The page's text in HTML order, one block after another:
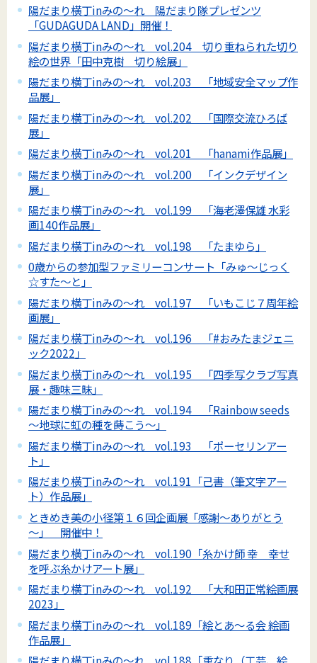
陽だまり横丁inみの～れ 陽だまり隊プレゼンツ
「GUDAGUDA LAND」開催！
陽だまり横丁inみの～れ vol.204 切り重ねられた切り
絵の世界「田中克樹 切り絵展」
陽だまり横丁inみの～れ vol.203 「地域安全マップ作
品展」
陽だまり横丁inみの～れ vol.202 「国際交流ひろば
展」
陽だまり横丁inみの～れ vol.201 「hanami作品展」
陽だまり横丁inみの～れ vol.200 「インクデザイン
展」
陽だまり横丁inみの～れ vol.199 「海老澤保雄 水彩
画140作品展」
陽だまり横丁inみの～れ vol.198 「たまゆら」
0歳からの参加型ファミリーコンサート「みゅ～じっく
☆すた～と」
陽だまり横丁inみの～れ vol.197 「いもこじ７周年絵
画展」
陽だまり横丁inみの～れ vol.196 「#おみたまジェニ
ック2022」
陽だまり横丁inみの～れ vol.195 「四季写クラブ写真
展・趣味三昧」
陽だまり横丁inみの～れ vol.194 「Rainbow seeds
～地球に虹の種を蒔こう～」
陽だまり横丁inみの～れ vol.193 「ポーセリンアー
ト」
陽だまり横丁inみの～れ vol.191「己書（筆文字アー
ト）作品展」
ときめき美の小径第１６回企画展「感謝～ありがとう
～」 開催中！
陽だまり横丁inみの～れ vol.190「糸かけ師 幸 幸せ
を呼ぶ糸かけアート展」
陽だまり横丁inみの～れ vol.192 「大和田正常絵画展
2023」
陽だまり横丁inみの～れ vol.189「絵とあ～る会 絵画
作品展」